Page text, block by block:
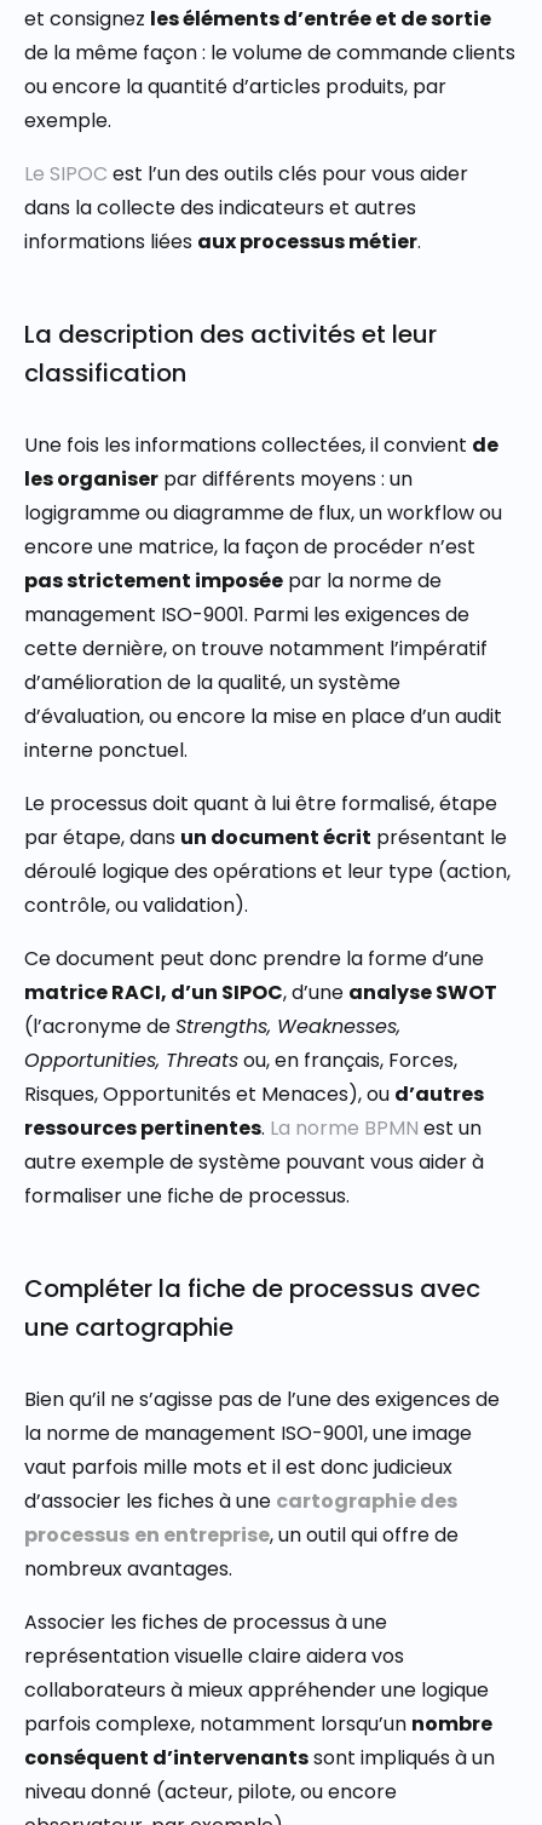
et consignez les éléments d’entrée et de sortie
de la même façon : le volume de commande clients
ou encore la quantité d’articles produits, par
exemple.
Le SIPOC est l’un des outils clés pour vous aider
dans la collecte des indicateurs et autres
informations liées aux processus métier.
La description des activités et leur
classification
Une fois les informations collectées, il convient de
les organiser par différents moyens : un
logigramme ou diagramme de flux, un workflow ou
encore une matrice, la façon de procéder n’est
pas strictement imposée par la norme de
management ISO-9001. Parmi les exigences de
cette dernière, on trouve notamment l’impératif
d’amélioration de la qualité, un système
d’évaluation, ou encore la mise en place d’un audit
interne ponctuel.
Le processus doit quant à lui être formalisé, étape
par étape, dans un document écrit présentant le
déroulé logique des opérations et leur type (action,
contrôle, ou validation).
Ce document peut donc prendre la forme d’une
matrice RACI, d’un SIPOC, d’une analyse SWOT
(l’acronyme deStrengths, Weaknesses,
Opportunities, Threatsou, en français, Forces,
Risques, Opportunités et Menaces), ou d’autres
ressources pertinentes. La norme BPMN est un
autre exemple de système pouvant vous aider à
formaliser une fiche de processus.
Compléter la fiche de processus avec
une cartographie
Bien qu’il ne s’agisse pas de l’une des exigences de
la norme de management ISO-9001, une image
vaut parfois mille mots et il est donc judicieux
d’associer les fiches à une cartographie des
processus en entreprise, un outil qui offre de
nombreux avantages.
Associer les fiches de processus à une
représentation visuelle claire aidera vos
collaborateurs à mieux appréhender une logique
parfois complexe, notamment lorsqu’un nombre
conséquent d’intervenantssont impliqués à un
niveau donné (acteur, pilote, ou encore